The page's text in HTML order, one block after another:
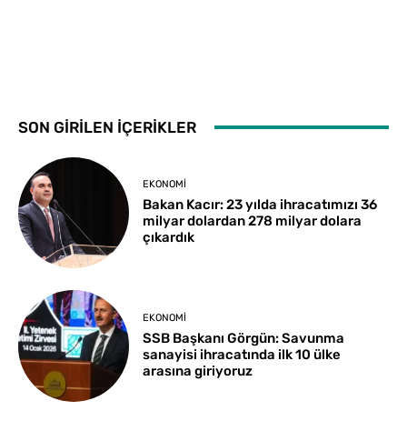
SON GİRİLEN İÇERİKLER
EKONOMI
Bakan Kacır: 23 yılda ihracatımızı 36
milyar dolardan 278 milyar dolara
çıkardık
EKONOMI
SSB Başkanı Görgün: Savunma
sanayisi ihracatında ilk 10 ülke
arasına giriyoruz